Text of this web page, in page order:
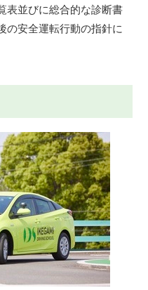
表並びに総合的な診断書
の安全運転行動の指針に